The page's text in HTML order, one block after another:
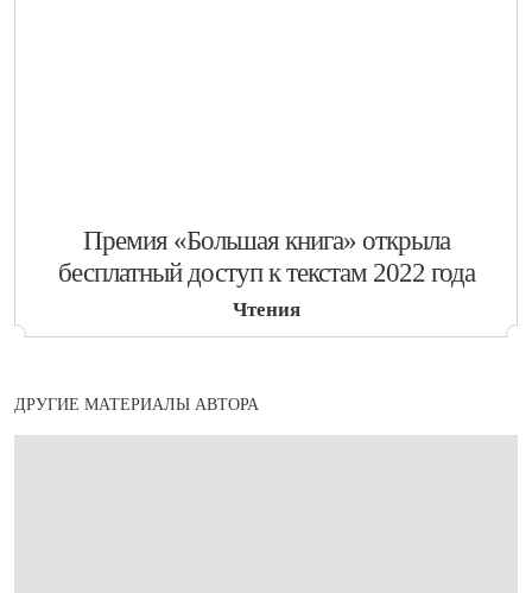
​Премия «Большая книга» открыла
бесплатный доступ к текстам 2022 года
Чтения
ДРУГИЕ МАТЕРИАЛЫ АВТОРА